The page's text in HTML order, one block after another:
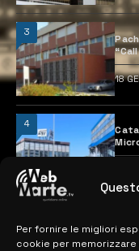
Per fornire le migliori
cookie per
3
18
4
MAPPA DEL SITO